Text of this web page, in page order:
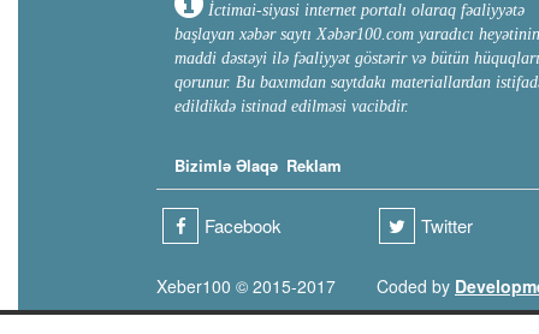
İctimai-siyasi internet portalı olaraq fəaliyyətə
başlayan xəbər saytı Xəbər100.com yaradıcı heyətinin
maddi dəstəyi ilə fəaliyyət göstərir və bütün hüquqları
qorunur. Bu baxımdan saytdakı materiallardan
edildikdə istinad edilməsi vacibdir.
Bizimlə Əlaqə Reklam
Facebook Twitter
Xeber100 © 2015-2017 Coded by